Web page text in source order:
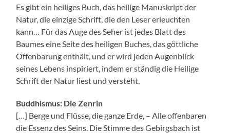
Es gibt ein heiliges Buch, das heilige Manuskript der
Natur, die einzige Schrift, die den Leser erleuchten
kann… Für das Auge des Seher ist jedes Blatt des
Baumes eine Seite des heiligen Buches, das göttliche
Offenbarung enthält, und er wird jeden Augenblick
seines Lebens inspiriert, indem er ständig die Heilige
Schrift der Natur liest und versteht.
Buddhismus: Die Zenrin
[…] Berge und Flüsse, die ganze Erde, – Alle offenbaren
die Essenz des Seins. Die Stimme des Gebirgsbach ist